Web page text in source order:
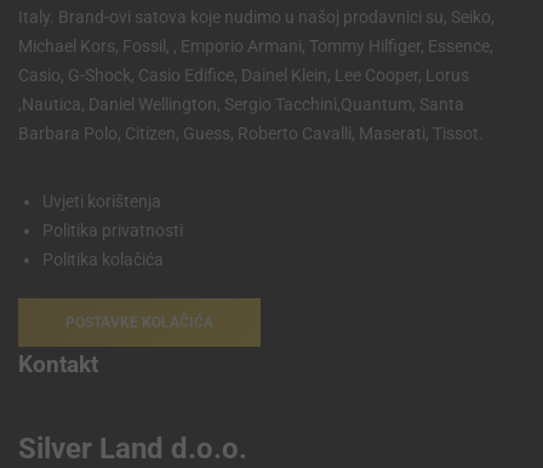
Italy. Brand-ovi satova koje nudimo u našoj prodavnici su, Seiko,
Michael Kors, Fossil, , Emporio Armani, Tommy Hilfiger, Essence,
Casio, G-Shock, Casio Edifice, Dainel Klein, Lee Cooper, Lorus
,Nautica, Daniel Wellington, Sergio Tacchini,Quantum, Santa
Barbara Polo, Citizen, Guess, Roberto Cavalli, Maserati, Tissot.
Uvjeti korištenja
Politika privatnosti
Politika kolačića
POSTAVKE KOLAČIĆA
Kontakt
Silver Land d.o.o.